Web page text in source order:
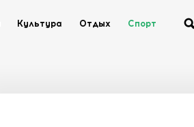
Культура Отдых Спорт